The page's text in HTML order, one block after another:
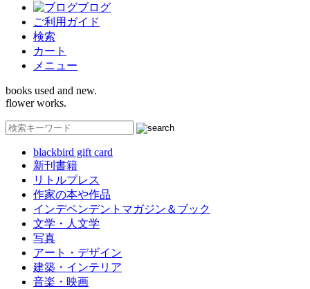
ブログ
ご利用ガイド
検索
カート
メニュー
books used and new.
flower works.
blackbird gift card
新刊書籍
リトルプレス
作家の本や作品
インデペンデントマガジン＆ブック
文学・人文学
写真
アート・デザイン
建築・インテリア
音楽・映画